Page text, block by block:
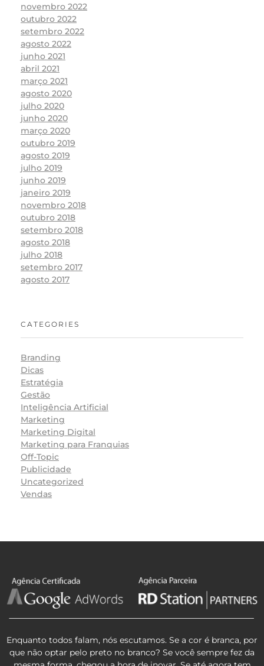
novembro 2022
outubro 2022
setembro 2022
agosto 2022
junho 2021
abril 2021
março 2021
agosto 2020
julho 2020
junho 2020
março 2020
outubro 2019
agosto 2019
julho 2019
junho 2019
janeiro 2019
novembro 2018
outubro 2018
setembro 2018
agosto 2018
julho 2018
setembro 2017
agosto 2017
CATEGORIES
Branding
Dicas
Estratégia
Gestão
Inteligência Artificial
Marketing
Marketing Digital
Marketing para Franquias
Off-Topic
Publicidade
Uncategorized
Vendas
Enquanto todos falam, nós escutamos. Se a cor é branca, por
que não optar pelo preto no branco? Se você sempre fez da